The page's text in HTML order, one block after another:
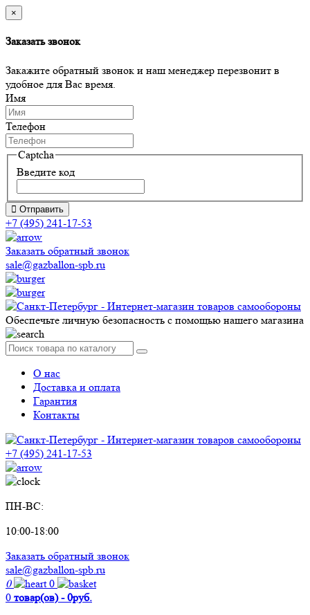
×
Заказать звонок
Закажите обратный звонок и наш менеджер перезвонит в
удобное для Вас время.
Имя
Телефон
Captcha
Введите код
Отправить
+7 (495) 241-17-53
Заказать обратный звонок
sale@gazballon-spb.ru
Обеспечьте личную безопасность с помощью нашего магазина
О нас
Доставка и оплата
Гарантия
Контакты
+7 (495) 241-17-53
ПН-ВС:
10:00-18:00
Заказать обратный звонок
sale@gazballon-spb.ru
0
0
0 товар(ов) - 0руб.